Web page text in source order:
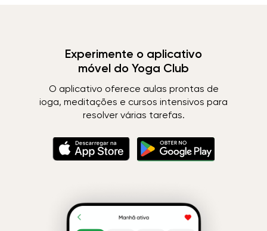
Experimente o aplicativo
móvel do Yoga Club
O aplicativo oferece aulas prontas de
ioga, meditações e cursos intensivos para
resolver várias tarefas.